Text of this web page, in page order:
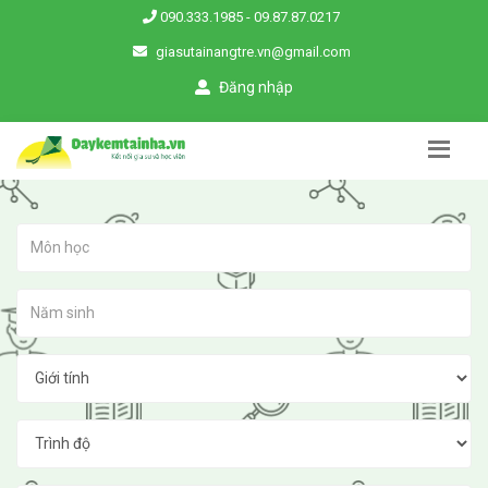
090.333.1985 - 09.87.87.0217
giasutainangtre.vn@gmail.com
Đăng nhập